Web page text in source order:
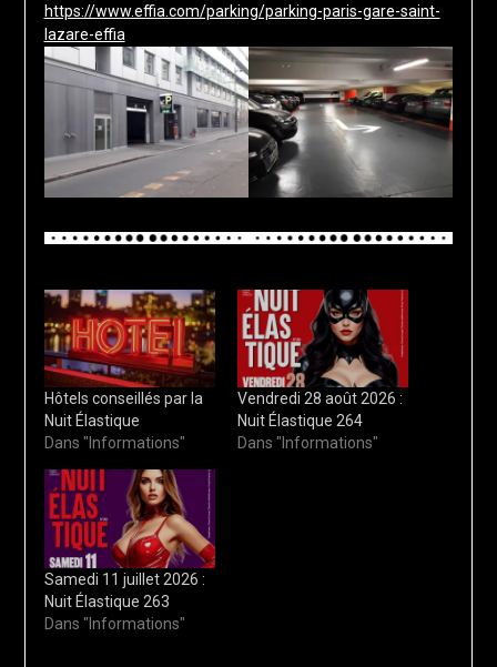
https://www.effia.com/parking/parking-paris-gare-saint-
lazare-effia
Hôtels conseillés par la
Nuit Élastique
Dans "Informations"
Vendredi 28 août 2026 :
Nuit Élastique 264
Dans "Informations"
Samedi 11 juillet 2026 :
Nuit Élastique 263
Dans "Informations"